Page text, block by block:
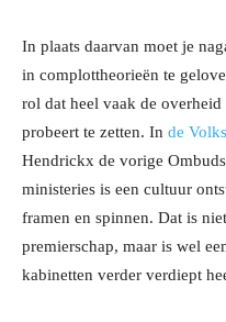
In plaats daarvan moet je
in complottheorieën te
rol dat heel vaak de
probeert te zetten. In de
Hendrickx de vorige
ministeries is een cultuur
framen en spinnen. Dat is
premierschap, maar is wel
kabinetten verder verdiept